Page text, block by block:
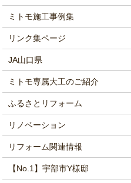
ミトモ施工事例集
リンク集ページ
JA山口県
ミトモ専属大工のご紹介
ふるさとリフォーム
リノベーション
リフォーム関連情報
【No.1】宇部市Y様邸